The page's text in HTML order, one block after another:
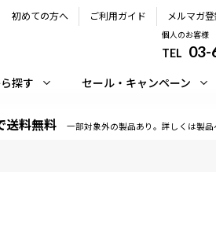
初めての方へ ご利用ガイド メルマガ
個人のお客様
TEL 03-
探す セール・キャンペーン
送料無料 一部対象外の製品あり。詳しくは製品